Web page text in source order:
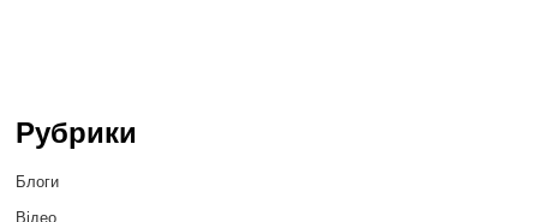
Рубрики
Блоги
Відео